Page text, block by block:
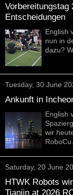
Vorbereitungstag
Entscheidungen
English
nun in
dazu?
Tuesday, 30 June
Ankunft in
English
wir
Saturday, 20 June
HTWK Robots
Tianjin at 2026